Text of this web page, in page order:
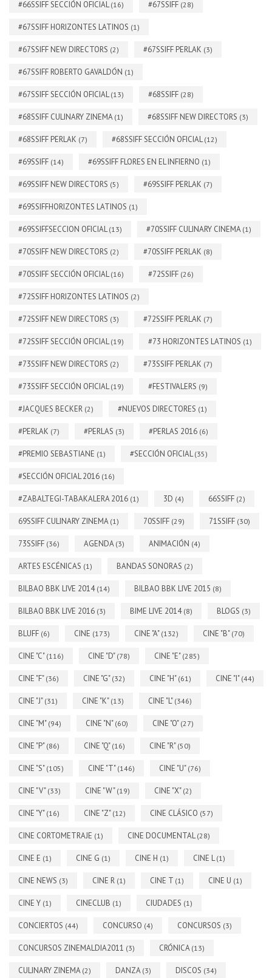
#66SSIFF SECCIÓN OFICIAL(16) #67SSIFF (28)
#67SSIFF HORIZONTES LATINOS (1)
#67SSIFF NEW DIRECTORS (2) #67SSIFF PERLAK (3)
#67SSIFF ROBERTO GAVALDÓN (1)
#67SSIFF SECCIÓN OFICIAL(13) #68SSIFF (28)
#68SSIFF CULINARY ZINEMA (1) #68SSIFF NEW DIRECTORS (3)
#68SSIFF PERLAK (7) #68SSIFF SECCIÓN OFICIAL(12)
#69SSIFF (14) #69SSIFF FLORES EN EL INFIERNO (1)
#69SSIFF NEW DIRECTORS (5) #69SSIFF PERLAK (7)
#69SSIFFHORIZONTES LATINOS (1)
#69SSIFFSECCION OFICIAL(13) #70SSIFF CULINARY CINEMA (1)
#70SSIFF NEW DIRECTORS (2) #70SSIFF PERLAK (8)
#70SSIFF SECCIÓN OFICIAL(16) #72SSIFF (26)
#72SSIFF HORIZONTES LATINOS (2)
#72SSIFF NEW DIRECTORS (3) #72SSIFF PERLAK (7)
#72SSIFF SECCIÓN OFICIAL(19) #73 HORIZONTES LATINOS (1)
#73SSIFF NEW DIRECTORS (2) #73SSIFF PERLAK (7)
#73SSIFF SECCIÓN OFICIAL(19) #FESTIVALERS (9)
#JACQUES BECKER (2) #NUEVOS DIRECTORES (1)
#PERLAK (7) #PERLAS (3) #PERLAS 2016 (6)
#PREMIO SEBASTIANE (1) #SECCIÓN OFICIAL(35)
#SECCIÓN OFICIAL 2016 (16)
#ZABALTEGI-TABAKALERA 2016 (1) 3D (4) 66SSIFF (2)
69SSIFF CULINARY ZINEMA (1) 70SSIFF (29) 71SSIFF (30)
73SSIFF (36) AGENDA (3) ANIMACIÓN (4)
ARTES ESCÉNICAS (1) BANDAS SONORAS (2)
BILBAO BBK LIVE 2014 (14) BILBAO BBK LIVE 2015 (8)
BILBAO BBK LIVE 2016 (3) BIME LIVE 2014 (8) BLOGS (3)
BLUFF (6) CINE (173) CINE "A" (132) CINE "B" (70)
CINE "C" (116) CINE "D" (78) CINE "E" (285)
CINE "F" (36) CINE "G" (32) CINE "H" (61) CINE "I" (44)
CINE "J" (31) CINE "K" (13) CINE "L" (346)
CINE "M" (94) CINE "N" (60) CINE "O" (27)
CINE "P" (86) CINE "Q" (16) CINE "R" (50)
CINE "S" (105) CINE "T" (146) CINE "U" (76)
CINE "V" (33) CINE "W" (19) CINE "X" (2)
CINE "Y" (16) CINE "Z" (12) CINE CLÁSICO (57)
CINE CORTOMETRAJE (1) CINE DOCUMENTAL(28)
CINE E (1) CINE G (1) CINE H (1) CINE L(1)
CINE NEWS (3) CINE R (1) CINE T (1) CINE U (1)
CINE Y (1) CINECLUB (1) CIUDADES (1)
CONCIERTOS (44) CONCURSO (4) CONCURSOS (3)
CONCURSOS ZINEMALDIA2011 (3) CRÓNICA (13)
CULINARY ZINEMA (2) DANZA (3) DISCOS (34)